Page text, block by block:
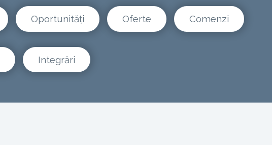
Oportunități Oferte Comenzi
Integrări